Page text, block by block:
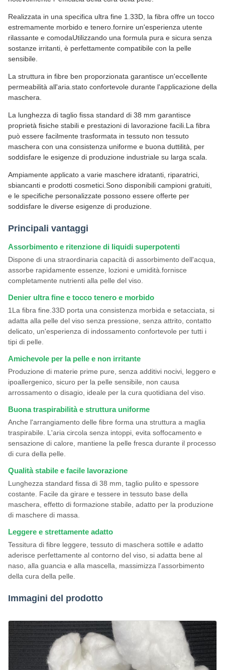
Realizzata in una specifica ultra fine 1.33D, la fibra offre un tocco
estremamente morbido e tenero.fornire un'esperienza utente
rilassante e comodaUtilizzando una formula pura e sicura senza
sostanze irritanti, è perfettamente compatibile con la pelle
sensibile.
La struttura in fibre ben proporzionata garantisce un'eccellente
permeabilità all'aria.stato confortevole durante l'applicazione della
maschera.
La lunghezza di taglio fissa standard di 38 mm garantisce
proprietà fisiche stabili e prestazioni di lavorazione facili.La fibra
può essere facilmente trasformata in tessuto non tessuto
maschera con una consistenza uniforme e buona duttilità, per
soddisfare le esigenze di produzione industriale su larga scala.
Ampiamente applicato a varie maschere idratanti, riparatrici,
sbiancanti e prodotti cosmetici.Sono disponibili campioni gratuiti,
e le specifiche personalizzate possono essere offerte per
soddisfare le diverse esigenze di produzione.
Principali vantaggi
Assorbimento e ritenzione di liquidi superpotenti
Dispone di una straordinaria capacità di assorbimento dell'acqua,
assorbe rapidamente essenze, lozioni e umidità.fornisce
completamente nutrienti alla pelle del viso.
Denier ultra fine e tocco tenero e morbido
1La fibra fine.33D porta una consistenza morbida e setacciata, si
adatta alla pelle del viso senza pressione, senza attrito, contatto
delicato, un'esperienza di indossamento confortevole per tutti i
tipi di pelle.
Amichevole per la pelle e non irritante
Produzione di materie prime pure, senza additivi nocivi, leggero e
ipoallergenico, sicuro per la pelle sensibile, non causa
arrossamento o disagio, ideale per la cura quotidiana del viso.
Buona traspirabilità e struttura uniforme
Anche l'arrangiamento delle fibre forma una struttura a maglia
traspirabile. L'aria circola senza intoppi, evita soffocamento e
sensazione di calore, mantiene la pelle fresca durante il processo
di cura della pelle.
Qualità stabile e facile lavorazione
Lunghezza standard fissa di 38 mm, taglio pulito e spessore
costante. Facile da girare e tessere in tessuto base della
maschera, effetto di formazione stabile, adatto per la produzione
di maschere di massa.
Leggere e strettamente adatto
Tessitura di fibre leggere, tessuto di maschera sottile e adatto
aderisce perfettamente al contorno del viso, si adatta bene al
naso, alla guancia e alla mascella, massimizza l'assorbimento
della cura della pelle.
Immagini del prodotto